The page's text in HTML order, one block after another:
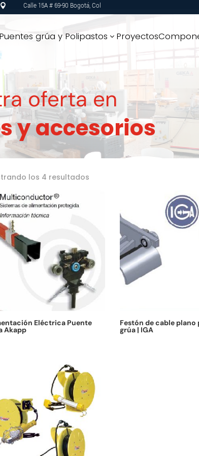
 Calle 15A # 69-90 Bogotá, Col
Puentes grúa y Polipastos 3 Proyectos
oferta en
y accesorios
los 4 resultadosOrdenado
Eléctrica Puente
Akapp
Festón de cable plano
grúa | IGA